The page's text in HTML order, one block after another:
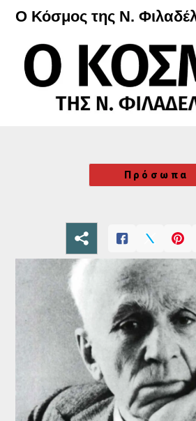
Μετάβαση
περιεχόμενο
Ο Κόσμος της Ν.
Πρόσωπα